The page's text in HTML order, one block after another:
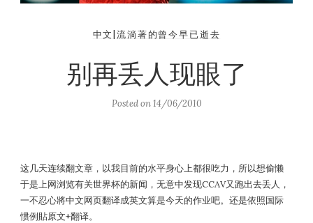
中文|流淌著的曾今早已逝去
别再丢人现眼了
Posted on 14/06/2010
这几天连续翻文章，以我目前的水平身心上都很吃力，所以想偷懒
于是上网浏览有关世界杯的新闻，无意中发现CCAV又跑出去丢人，
一不忍心將中文网页翻译成英文算是今天的作业吧。还是依照国际
惯例貼原文+翻译。